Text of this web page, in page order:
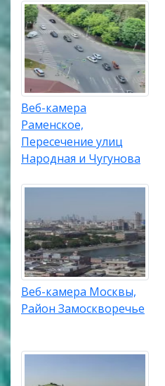
Веб-камера
Раменское,
Пересечение улиц
Народная и Чугунова
Веб-камера Москвы,
Район Замоскворечье